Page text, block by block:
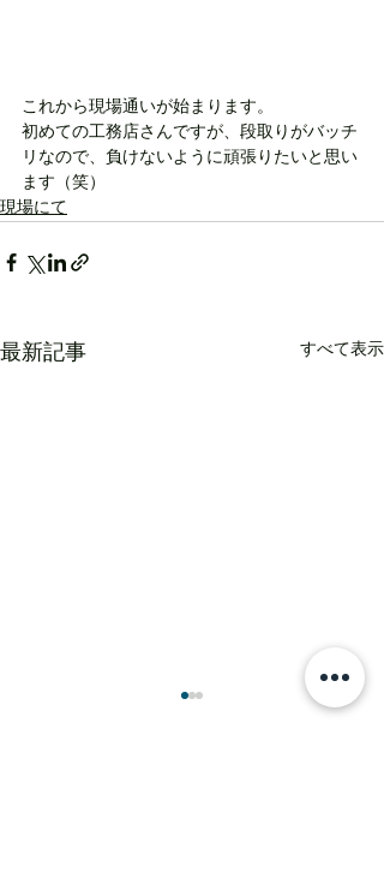
これから現場通いが始まります。
初めての工務店さんですが、段取りがバッチ
リなので、負けないように頑張りたいと思い
ます（笑）
現場にて
最新記事 すべて表示